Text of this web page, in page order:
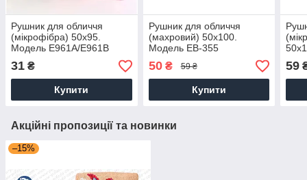
Рушник для обличчя
(мікрофібра) 50х95.
Модель E961A/E961B
31 ₴
Купити
Рушник для обличчя
(махровий) 50х100.
Модель EB-355
50₴ 59 ₴
Купити
59
Акційні пропозиції та новинки
–15%